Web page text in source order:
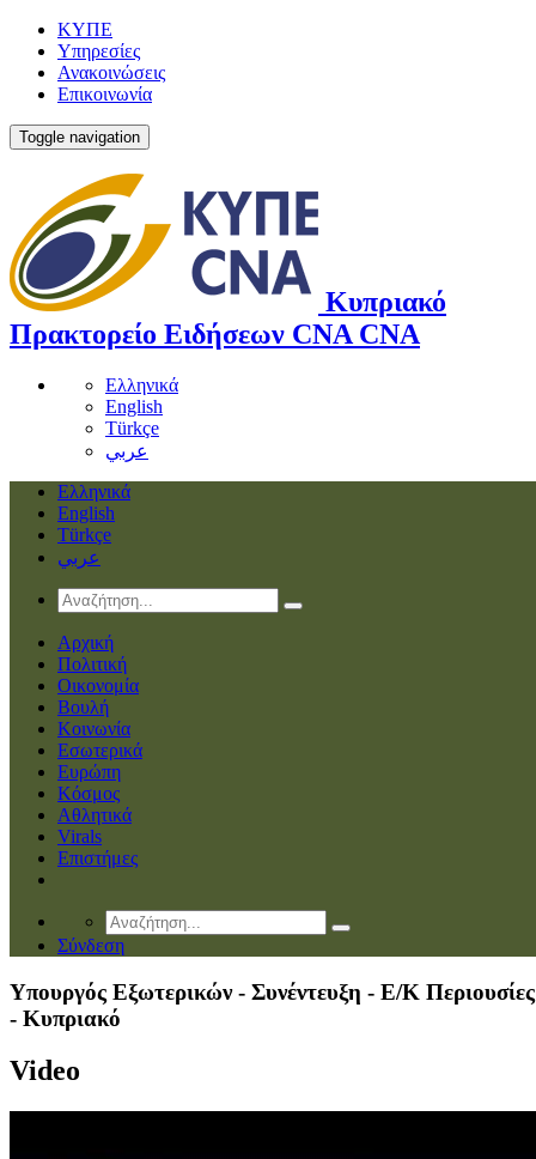
ΚΥΠΕ
Υπηρεσίες
Ανακοινώσεις
Επικοινωνία
Toggle navigation
Κυπριακό
Πρακτορείο Ειδήσεων CNA CNA
Ελληνικά
English
Türkçe
عربي
Ελληνικά
English
Türkçe
عربي
Αρχική
Πολιτική
Οικονομία
Βουλή
Κοινωνία
Εσωτερικά
Ευρώπη
Κόσμος
Αθλητικά
Virals
Επιστήμες
Σύνδεση
Υπουργός Εξωτερικών - Συνέντευξη - Ε/Κ Περιουσίες
- Κυπριακό
Video